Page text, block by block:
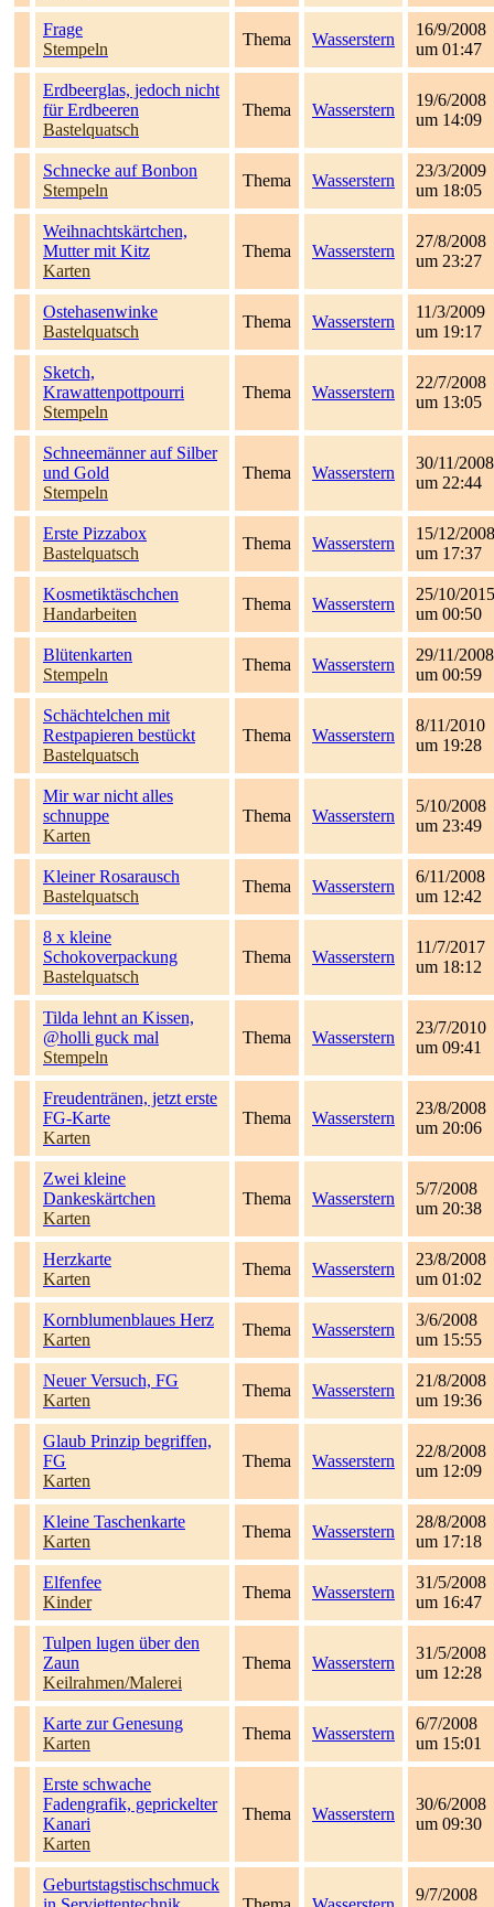
Frage
Stempeln
Thema Wasserstern
16/9/2008
um 01:47
Erdbeerglas, jedoch nicht
für Erdbeeren
Bastelquatsch
Thema Wasserstern
19/6/2008
um 14:09
Schnecke auf Bonbon
Stempeln
Thema Wasserstern
23/3/2009
um 18:05
Weihnachtskärtchen,
Mutter mit Kitz
Karten
Thema Wasserstern
27/8/2008
um 23:27
Ostehasenwinke
Bastelquatsch
Thema Wasserstern
11/3/2009
um 19:17
Sketch,
Krawattenpottpourri
Stempeln
Thema Wasserstern
22/7/2008
um 13:05
Schneemänner auf Silber
und Gold
Stempeln
Thema Wasserstern
30/11/2008
um 22:44
Erste Pizzabox
Bastelquatsch
Thema Wasserstern
15/12/2008
um 17:37
Kosmetiktäschchen
Handarbeiten
Thema Wasserstern
25/10/2015
um 00:50
Blütenkarten
Stempeln
Thema Wasserstern
29/11/2008
um 00:59
Schächtelchen mit
Restpapieren bestückt
Bastelquatsch
Thema Wasserstern
8/11/2010
um 19:28
Mir war nicht alles
schnuppe
Karten
Thema Wasserstern
5/10/2008
um 23:49
Kleiner Rosarausch
Bastelquatsch
Thema Wasserstern
6/11/2008
um 12:42
8 x kleine
Schokoverpackung
Bastelquatsch
Thema Wasserstern
11/7/2017
um 18:12
Tilda lehnt an Kissen,
@holli guck mal
Stempeln
Thema Wasserstern
23/7/2010
um 09:41
Freudentränen, jetzt erste
FG-Karte
Karten
Thema Wasserstern
23/8/2008
um 20:06
Zwei kleine
Dankeskärtchen
Karten
Thema Wasserstern
5/7/2008
um 20:38
Herzkarte
Karten
Thema Wasserstern
23/8/2008
um 01:02
Kornblumenblaues Herz
Karten
Thema Wasserstern
3/6/2008
um 15:55
Neuer Versuch, FG
Karten
Thema Wasserstern
21/8/2008
um 19:36
Glaub Prinzip begriffen,
FG
Karten
Thema Wasserstern
22/8/2008
um 12:09
Kleine Taschenkarte
Karten
Thema Wasserstern
28/8/2008
um 17:18
Elfenfee
Kinder
Thema Wasserstern
31/5/2008
um 16:47
Tulpen lugen über den
Zaun
Keilrahmen/Malerei
Thema Wasserstern
31/5/2008
um 12:28
Karte zur Genesung
Karten
Thema Wasserstern
6/7/2008
um 15:01
Erste schwache
Fadengrafik, geprickelter
Kanari
Karten
Thema Wasserstern
30/6/2008
um 09:30
Geburtstagstischschmuck
9/7/2008